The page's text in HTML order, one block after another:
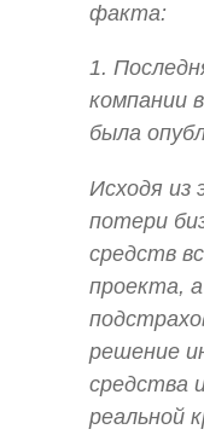
факта:
1.
компании
была
Исходя из
потери
средств
проекта,
решение
средства
реальной